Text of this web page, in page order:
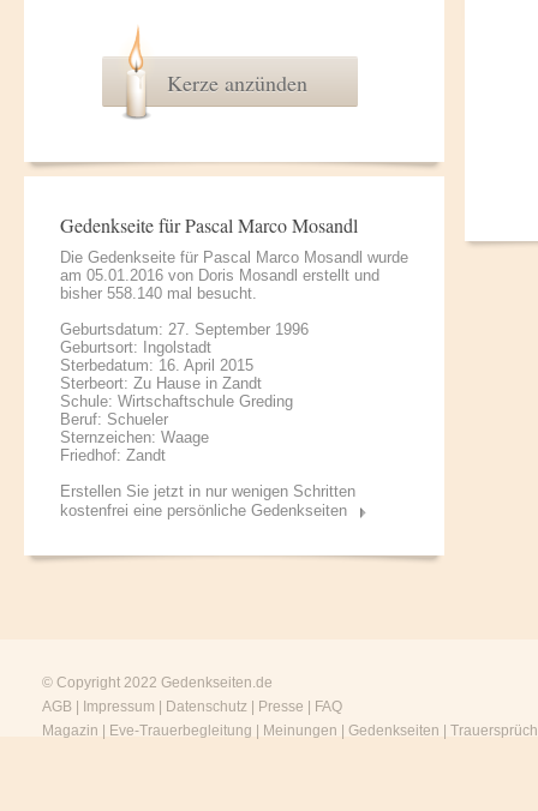
Kerze anzünden
Gedenkseite für Pascal Marco Mosandl
Die Gedenkseite für Pascal Marco Mosandl wurde
am 05.01.2016 von Doris Mosandl erstellt und
bisher 558.140 mal besucht.
Geburtsdatum: 27. September 1996
Geburtsort: Ingolstadt
Sterbedatum: 16. April 2015
Sterbeort: Zu Hause in Zandt
Schule: Wirtschaftschule Greding
Beruf: Schueler
Sternzeichen: Waage
Friedhof: Zandt
Erstellen Sie jetzt in nur wenigen Schritten
kostenfrei eine persönliche Gedenkseiten
© Copyright 2022 Gedenkseiten.de
AGB
Impressum Datenschutz Presse
FAQ
Magazin
Eve-Trauerbegleitung Meinungen Gedenkseiten